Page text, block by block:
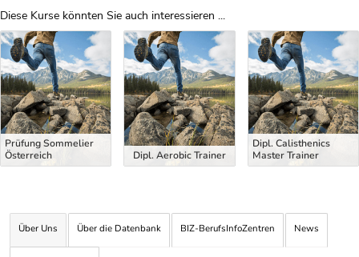
Diese Kurse könnten Sie auch interessieren ...
Uber Weiterbildungsvorschläge
Prüfung Sommelier
Österreich
Dipl. Aerobic Trainer
Dipl. Calisthenics
Master Trainer
Über Uns Über die Datenbank BIZ-BerufsInfoZentren News